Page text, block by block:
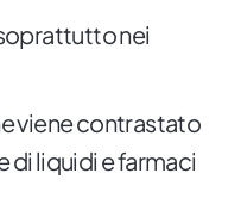
nei
viene contrastato
di liquidi e farmaci